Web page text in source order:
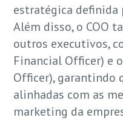
estratégica definida
Além disso, o COO
outros executivos,
Financial Officer) e
Officer), garantindo
alinhadas com as
marketing da